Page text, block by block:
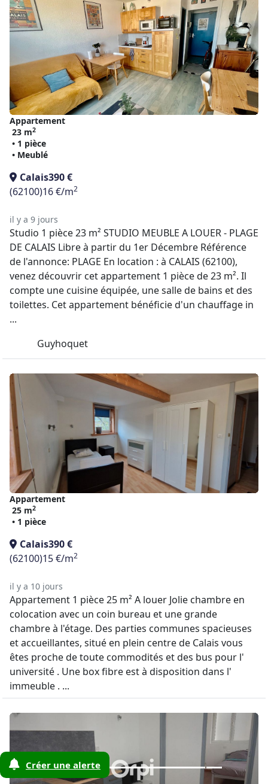
Appartement
23 m2
• 1 pièce
• Meublé
Calais390 €
(62100)16 €/m2
il y a 9 jours
Studio 1 pièce 23 m² STUDIO MEUBLE A LOUER - PLAGE
DE CALAIS Libre à partir du 1er Décembre Référence
de l'annonce: PLAGE En location : à CALAIS (62100),
venez découvrir cet appartement 1 pièce de 23 m². Il
compte une cuisine équipée, une salle de bains et des
toilettes. Cet appartement bénéficie d'un chauffage in
...
Guyhoquet
Appartement
25 m2
• 1 pièce
Calais390 €
(62100)15 €/m2
il y a 10 jours
Appartement 1 pièce 25 m² A louer Jolie chambre en
colocation avec un coin bureau et une grande
chambre à l'étage. Des parties communes spacieuses
et accueillantes, situé en plein centre de Calais vous
êtes proche de toute commodités et des bus pour l'
université . Une box fibre est à disposition dans l'
immeuble . ...
Créer une alerte